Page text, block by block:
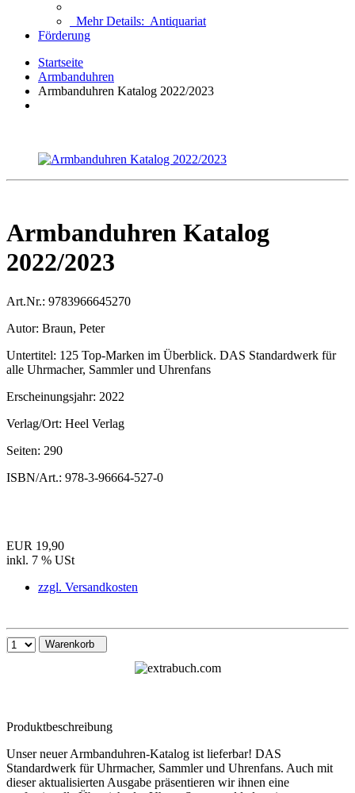
Mehr Details: Antiquariat
Förderung
Startseite
Armbanduhren
Armbanduhren Katalog 2022/2023
Armbanduhren Katalog
2022/2023
Art.Nr.: 9783966645270
Autor: Braun, Peter
Untertitel: 125 Top-Marken im Überblick. DAS Standardwerk für
alle Uhrmacher, Sammler und Uhrenfans
Erscheinungsjahr: 2022
Verlag/Ort: Heel Verlag
Seiten: 290
ISBN/Art.: 978-3-96664-527-0
EUR 19,90
inkl. 7 % USt
zzgl. Versandkosten
Warenkorb
Produktbeschreibung
Unser neuer Armbanduhren-Katalog ist lieferbar! DAS
Standardwerk für Uhrmacher, Sammler und Uhrenfans. Auch mit
dieser aktualisierten Ausgabe präsentieren wir ihnen eine